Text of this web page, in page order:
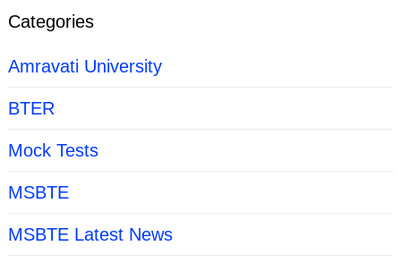
Categories
Amravati University
BTER
Mock Tests
MSBTE
MSBTE Latest News